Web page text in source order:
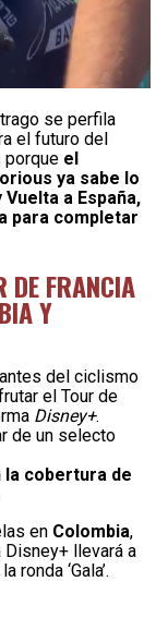
se perfila
el futuro del
porque el
ya sabe lo
a España,
para completar
DE FRANCIA
Y
del ciclismo
el Tour de
Disney+.
de un selecto
cobertura de
en Colombia,
Disney+ llevará a
ronda ‘Gala’.